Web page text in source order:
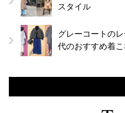
スタイル
グレーコートの
代のおすすめ着